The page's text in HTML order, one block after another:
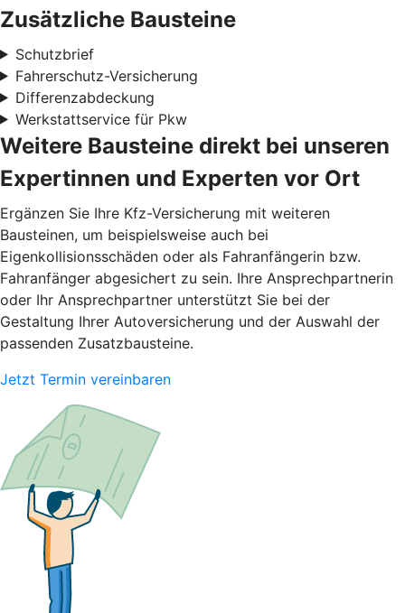
Zusätzliche Bausteine
Schutzbrief
Fahrerschutz-Versicherung
Differenzabdeckung
Werkstattservice für Pkw
Weitere Bausteine direkt bei unseren
Expertinnen und Experten vor Ort
Ergänzen Sie Ihre Kfz-Versicherung mit weiteren
Bausteinen, um beispielsweise auch bei
Eigenkollisionsschäden oder als Fahranfängerin bzw.
Fahranfänger abgesichert zu sein. Ihre Ansprechpartnerin
oder Ihr Ansprechpartner unterstützt Sie bei der
Gestaltung Ihrer Autoversicherung und der Auswahl der
passenden Zusatzbausteine.
Jetzt Termin vereinbaren